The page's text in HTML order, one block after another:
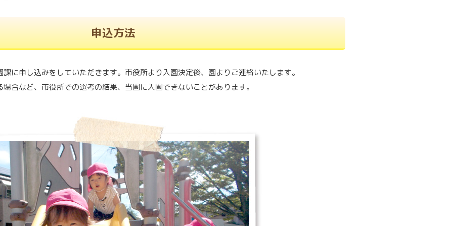
申込方法
に申し込みをしていただきます。市役所より入園決定後、園よりご連絡いたします。
合など、市役所での選考の結果、当園に入園できないことがあります。